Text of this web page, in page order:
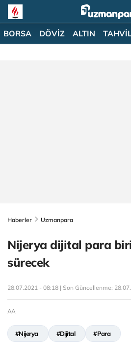
BORSA DÖVİZ ALTIN
Haberler Uzmanpara
Nijerya dijital para
sürecek
28.07.2021 - 08:18 | Son Güncellenme:
AA
#Nijerya #Dijital #Para